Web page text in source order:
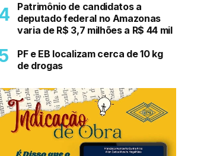
Patrimônio de candidatos a
deputado federal no Amazonas
varia de R$ 3,7 milhões a R$ 44 mil
PF e EB localizam cerca de 10 kg
de drogas